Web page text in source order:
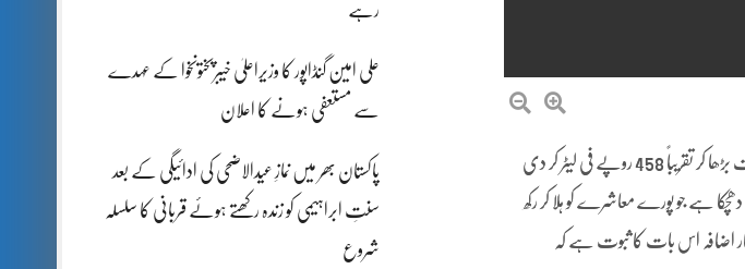
رہے
علی امین گنڈاپور کا وزیراعلیٰ خیبرپختونخوا کے عہدے
سے مستعفی ہونے کا اعلان
پاکستان بھر میں نمازِ عیدالاضحی کی ادائیگی کے بعد
سنتِ ابراہیمی کو زندہ رکھتے ہوئے قربانی کا سلسلہ
شروع
پاکستان میں پیٹرول کی قیمت ایک بار پھر عام آدمی کی پہنچ سے دور ہوتی جا رہی ہے۔ حکومت نے پیٹرول کی قیمت بڑھا کر تقریباً 458 روپے فی لیٹر کر دی
ہے جو پورے معاشرے کو ہلا کر رکھ
ہے۔یہ تیز رفتار اضافہ اس بات کا ثبوت ہے کہ